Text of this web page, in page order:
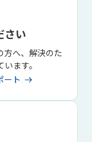
さい
方へ、解決のた
ます。
ート